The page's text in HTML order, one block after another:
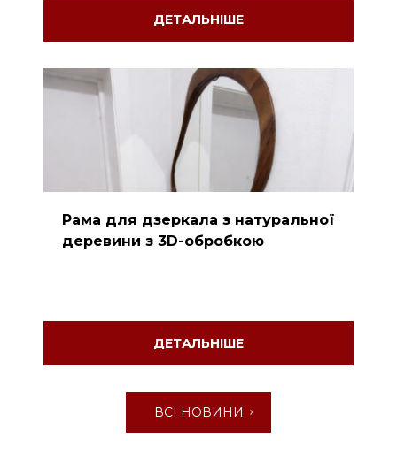
ДЕТАЛЬНІШЕ
Рама для дзеркала з натуральної
деревини з 3D-обробкою
ДЕТАЛЬНІШЕ
ВСІ НОВИНИ